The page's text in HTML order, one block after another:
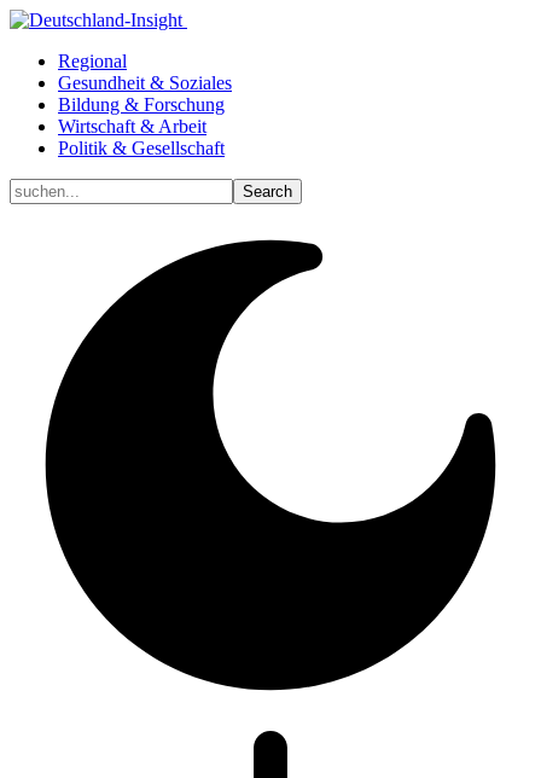
Regional
Gesundheit & Soziales
Bildung & Forschung
Wirtschaft & Arbeit
Politik & Gesellschaft